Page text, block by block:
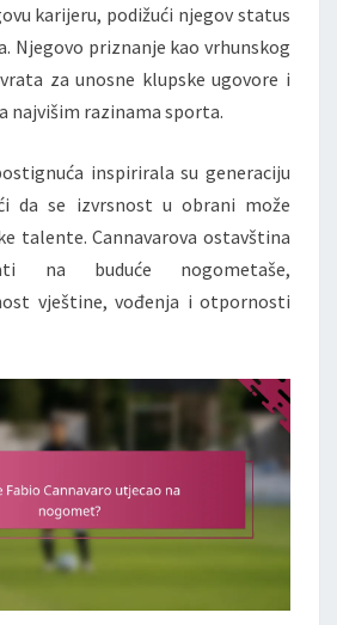
karijeru, podižući njegov status
Njegovo priznanje kao vrhunskog
za unosne klupske ugovore i
najvišim razinama sporta.
inspirirala su generaciju
da se izvrsnost u obrani može
talente. Cannavarova ostavština
na buduće nogometaše,
vještine, vođenja i otpornosti